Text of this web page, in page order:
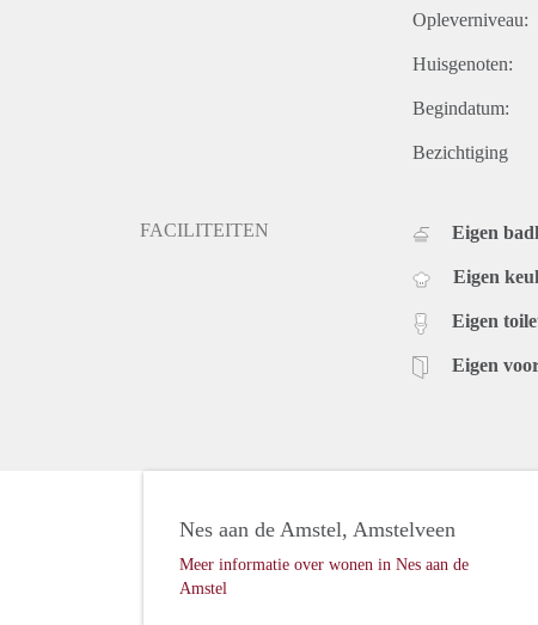
Opleverniveau:
Huisgenoten:
Begindatum:
Bezichtiging
FACILITEITEN Eigen
Eigen
Eigen
Eigen
Nes aan de Amstel, Amstelveen
Meer informatie over wonen in Nes aan de
Amstel